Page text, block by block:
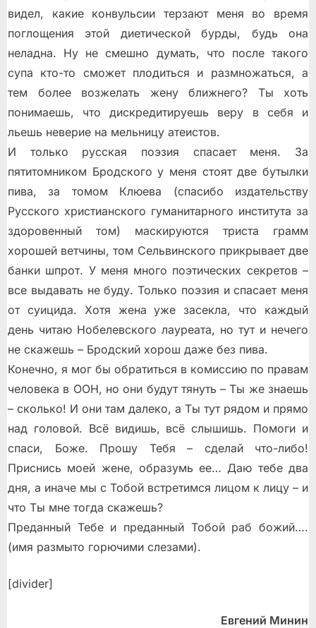
видел, какие конвульсии терзают меня во время
поглощения этой диетической бурды, будь она
неладна. Ну не смешно думать, что после такого
супа кто-то сможет плодиться и размножаться, а
тем более возжелать жену ближнего? Ты хоть
понимаешь, что дискредитируешь веру в себя и
льешь неверие на мельницу атеистов.
И только русская поэзия спасает меня. За
пятитомником Бродского у меня стоят две бутылки
пива, за томом Клюева (спасибо издательству
Русского христианского гуманитарного института за
здоровенный том) маскируются триста грамм
хорошей ветчины, том Сельвинского прикрывает две
банки шпрот. У меня много поэтических секретов –
все выдавать не буду. Только поэзия и спасает меня
от суицида. Хотя жена уже засекла, что каждый
день читаю Нобелевского лауреата, но тут и нечего
не скажешь – Бродский хорош даже без пива.
Конечно, я мог бы обратиться в комиссию по правам
человека в ООН, но они будут тянуть – Ты же знаешь
– сколько! И они там далеко, а Ты тут рядом и прямо
над головой. Всё видишь, всё слышишь. Помоги и
спаси, Боже. Прошу Тебя – сделай что-либо!
Приснись моей жене, образумь ее… Даю тебе два
дня, а иначе мы с Тобой встретимся лицом к лицу – и
что Ты мне тогда скажешь?
Преданный Тебе и преданный Тобой раб божий….
(имя размыто горючими слезами).
[divider]
Евгений Минин